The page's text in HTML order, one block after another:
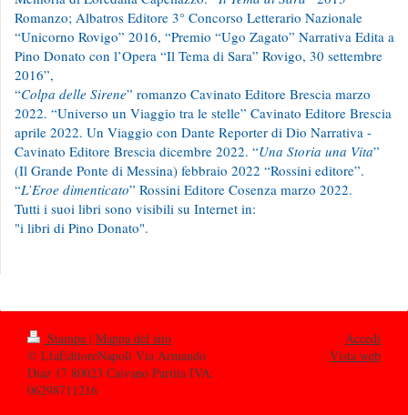
Romanzo; Albatros Editore 3° Concorso Letterario Nazionale
“Unicorno Rovigo” 2016, “Premio “Ugo Zagato” Narrativa Edita a
Pino Donato con l’Opera “Il Tema di Sara” Rovigo, 30 settembre
2016”,
“Colpa delle Sirene” romanzo Cavinato Editore Brescia marzo
2022. “Universo un Viaggio tra le stelle” Cavinato Editore Brescia
aprile 2022. Un Viaggio con Dante Reporter di Dio Narrativa -
Cavinato Editore Brescia dicembre 2022. “Una Storia una Vita”
(Il Grande Ponte di Messina) febbraio 2022 “Rossini editore”.
“L’Eroe dimenticato” Rossini Editore Cosenza marzo 2022.
Tutti i suoi libri sono visibili su Internet in:
"i libri di Pino Donato".
Stampa | Mappa del sito
© LfaEditoreNapoli Via Armando
Diaz 17 80023 Caivano Partita IVA:
06298711216
Accedi
Vista web